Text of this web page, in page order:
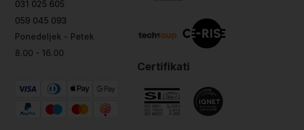
031 025 605
059 045 093
Ponedeljek - Petek
8.00 - 16.00
Certifikati